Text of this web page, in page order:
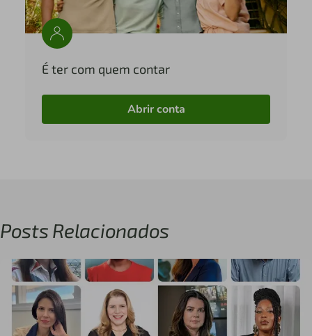
É ter com quem contar
Abrir conta
Posts Relacionados